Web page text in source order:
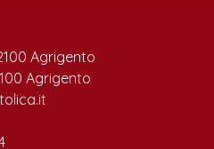
Agrigento
Agrigento